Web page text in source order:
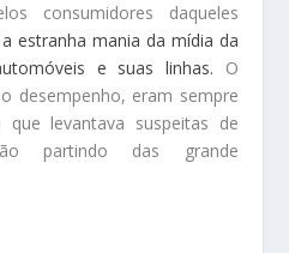
consumidores daqueles
estranha mania da mídia da
e suas linhas. O
desempenho, eram sempre
levantava suspeitas de
partindo das grande